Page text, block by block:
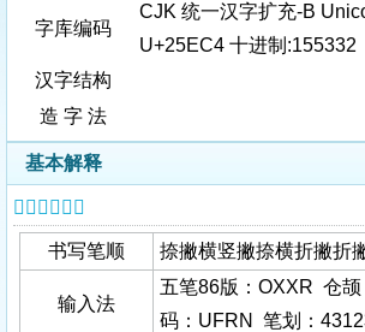
字库编码
CJK 统一汉字扩充-B
U+25EC4 十进制:155332
汉字结构
造 字 法
基本解释
𥻄字基本信息
书写笔顺 捺撇横竖撇捺横折撇折
输入法
五笔86版：OXXR 仓
码：UFRN 笔划：